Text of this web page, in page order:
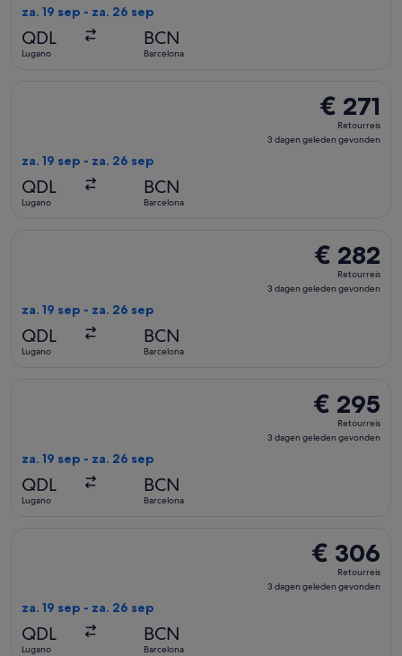
za. 19 sep - za. 26 sep
QDL
Lugano
BCN
Barcelona
€ 271
Retourreis,
3
€ 271
Retourreis
3 dagen geleden gevonden
za. 19 sep - za. 26 sep
QDL
Lugano
BCN
Barcelona
€ 282
Retourreis,
3
€ 282
Retourreis
3 dagen geleden gevonden
za. 19 sep - za. 26 sep
QDL
Lugano
BCN
Barcelona
€ 295
Retourreis,
3
€ 295
Retourreis
3 dagen geleden gevonden
za. 19 sep - za. 26 sep
QDL
Lugano
BCN
Barcelona
€ 306
Retourreis,
3
€ 306
Retourreis
3 dagen geleden gevonden
za. 19 sep - za. 26 sep
QDL
Lugano
BCN
Barcelona